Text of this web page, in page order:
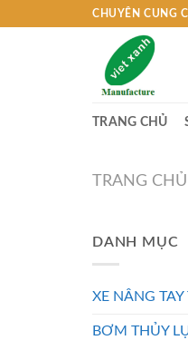
CHUYÊN CUNG
TRANG CHỦ
TRANG CHỦ
DANH MỤC
XE NÂNG
BƠM THỦY